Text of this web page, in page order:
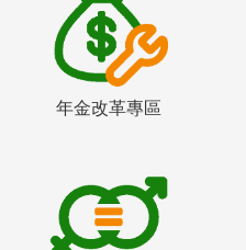
年金改革專區